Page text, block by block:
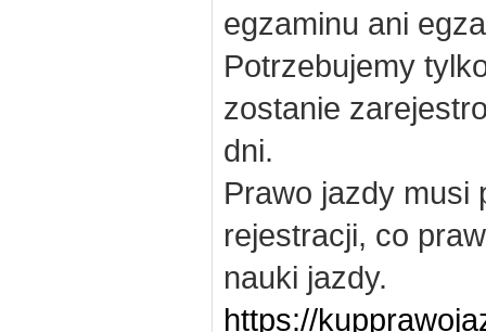
egzaminu ani
Potrzebujemy
zostanie
dni.
Prawo jazdy musi
rejestracji, co
nauki jazdy.
https://